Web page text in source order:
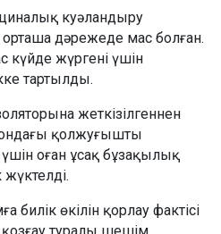
куәландыру
дәрежеде мас болған.
жүргені үшін
тартылды.
жеткізілгеннен
қолжуғышты
оған ұсақ бұзақылық
билік өкілін қорлау фактісі